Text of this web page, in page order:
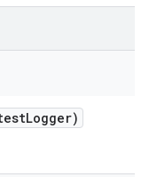
Logger)